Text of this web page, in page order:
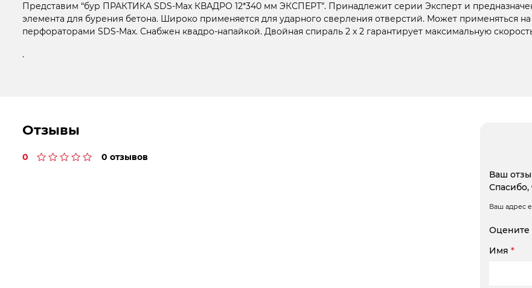
Представим “бур ПРАКТИКА SDS-Max КВАДРО 12*340 мм ЭКСПЕРТ”. Принадлежит серии Эксперт и
элемента для бурения бетона. Широко применяется для ударного сверления отверстий. Может применяться
перфораторами SDS-Max. Снабжен квадро-напайкой. Двойная спираль 2 х 2 гарантирует максимальную
.
Отзывы
0 0 отзывов
Ваш
Спасибо,
Ваш адрес
Оцените
Имя *